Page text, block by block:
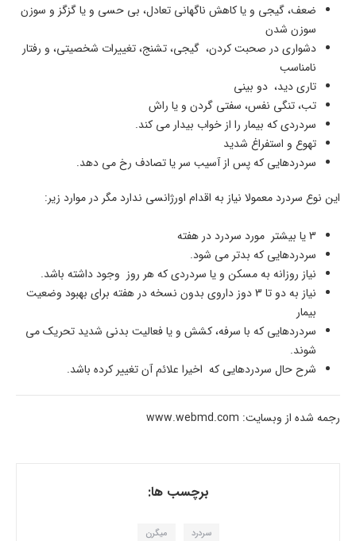
ضعف، گیجی و یا کاهش ناگهانی تعادل، بی حسی و یا گزگز و سوزن
سوزن شدن
دشواری در صحبت کردن، گیجی، تشنج، تغییرات شخصیتی، و رفتار
نامناسب
تاری دید، دو بینی
تب، تنگی نفس، سفتی گردن و یا راش
سردردی که بیمار را از خواب بیدار می کند.
تهوع و استفراغ شدید
سردردهایی که پس از آسیب سر یا تصادف رخ می دهد.
این نوع سردرد معمولا نیاز به اقدام اورژانسی ندارد مگر در موارد زیر:
3 یا بیشتر مورد سردرد در هفته
سردردهایی که بدتر می شود.
نیاز روزانه به مسکن و یا سردردی که هر روز وجود داشته باشد.
نیاز به دو تا 3 دوز داروی بدون نسخه در هفته برای بهبود وضعیت
بیمار
سردردهایی که با سرفه، کشش و یا فعالیت بدنی شدید تحریک می
شوند.
شرح حال سردردهایی که اخیرا علائم آن تغییر کرده باشد.
رجمه شده از وبسایت: www.webmd.com
برچسب ها:
سردرد میگرن